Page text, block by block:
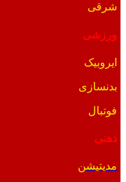
شرقی
ورزشی
ایروبیک
بدنسازی
فوتبال
ذهنی
مدیتیشن